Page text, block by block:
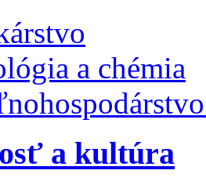
a chémia
a kultúra